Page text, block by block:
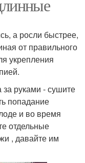
а росли быстрее,
от правильного
укрепления
руками - сушите
попадание
и во время
отдельные
, давайте им